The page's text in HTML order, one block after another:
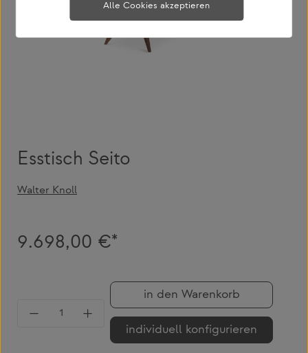
Esstisch Seito
Walter Knoll
9.698,00 €*
Produkt Anzahl: Gib den gewünschten
in den Warenkorb
individuell konfigurieren
Alle Cookies akzeptieren